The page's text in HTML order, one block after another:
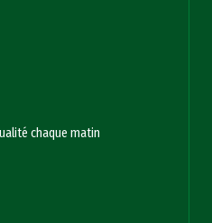
chaque matin